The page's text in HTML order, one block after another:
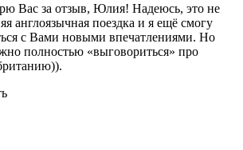
Вас за отзыв, Юлия! Надеюсь, это не
англоязычная поездка и я ещё смогу
с Вами новыми впечатлениями. Но
полностью «выговориться» про